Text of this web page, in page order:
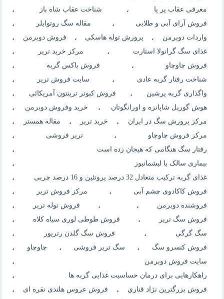
معرفی عقاب پر پا ، شناخت عقاب شاه باز ،
فروش آرای آبی و طلایی ، مقاله سگ روتوایلر ،
واردات دوبرمن ، پرورش توله هاسکی ، فروش دوبرمن ،
غذای سگ گرانولا استارت ، مرکز خرید تریر ،
فروش چاوچاو ، فروش باکس گربه ،
شناخت رفتار گربه عادی ، سایت فروش تریر ،
واگذاری گربه پرشین ، فروش کبوتر ترینتون آمریکائی ،
هوش گوریل شاپانزه و اورانگوتان ، خرید وفروش دوبرمن ،
مرکز پرورش سگ در ایران ، خرید تریر ، مقاله همستر ،
مرکز فروش چاوچاو ، تریر فروشی ،
رفتار سگ هنگامی که هیجان زده است ،
بیماری سالک یا لیشمانیوز ،
غذای گربه ترکیب متعادل 32 درصد پروتئین و 16 درصد چربی ،
فروش کاکادوی چشم آبی ، مرکز فروش تریر ،
فروشنده دوبرمن ، ، فروش توله تریر ،
فروش سگ تریر ، فروش طوطی لوری سیاه کلاه ،
سگ گرگی ، فروش سگ گلدن رتریور ،
فروش کنسرو سگ ، سگ تریر فروشی ، چاوچاو ،
سایت فروش دوبرمن ،
راهکارهایی برای درمان حساسیت غذایی گربه ها ،
فروش بزرگترين نژاد قناري ، فروش عروس هلندی نقره ای ،